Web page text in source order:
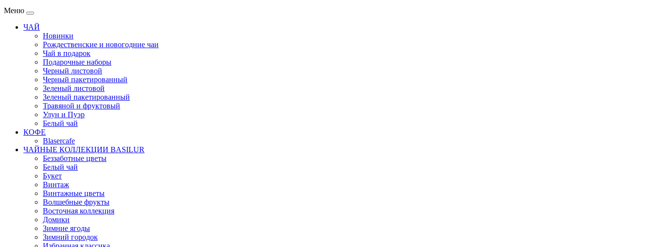
Меню
ЧАЙ
Новинки
Рождественские и новогодние чаи
Чай в подарок
Подарочные наборы
Черный листовой
Черный пакетированный
Зеленый листовой
Зеленый пакетированный
Травяной и фруктовый
Улун и Пуэр
Белый чай
КОФЕ
Blasercafe
ЧАЙНЫЕ КОЛЛЕКЦИИ BASILUR
Беззаботные цветы
Белый чай
Букет
Винтаж
Винтажные цветы
Волшебные фрукты
Восточная коллекция
Домики
Зимние ягоды
Зимний городок